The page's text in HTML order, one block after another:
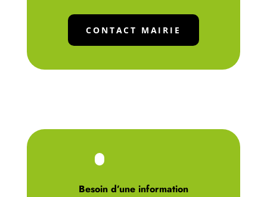
CONTACT MAIRIE
Besoin d’une information